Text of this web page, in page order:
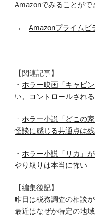
Amazonでみることがで
→ Amazonプライムビ
【関連記事】
・ ホラー映画「キャビ
い。コントロールされ
・ ホラー小説「どこの
怪談に感じる共通点は
・ ホラー小説「リカ」
やり取りは本当に怖い
【編集後記】
昨日は税務調査の相談が
最近はなぜか特定の地